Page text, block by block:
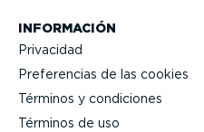
INFORMACIÓN
Privacidad
Prefe­rencias de las cookies
Términos y condiciones
Términos de uso